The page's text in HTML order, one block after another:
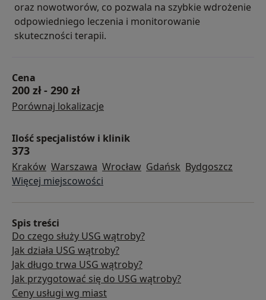
oraz nowotworów, co pozwala na szybkie wdrożenie
odpowiedniego leczenia i monitorowanie
skuteczności terapii.
Cena
200 zł- 290 zł
Porównaj lokalizacje
Ilość specjalistów i klinik
373
Kraków Warszawa Wrocław Gdańsk Bydgoszcz
Więcej miejscowości
Spis treści
Do czego służy USG wątroby?
Jak działa USG wątroby?
Jak długo trwa USG wątroby?
Jak przygotować się do USG wątroby?
Ceny usługi wg miast